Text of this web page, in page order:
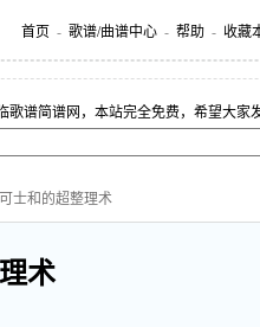
首页 - 歌谱/曲谱中心 - 帮助 - 收藏
歌谱简谱网，本站完全免费，希望大家
士和的超整理术
术